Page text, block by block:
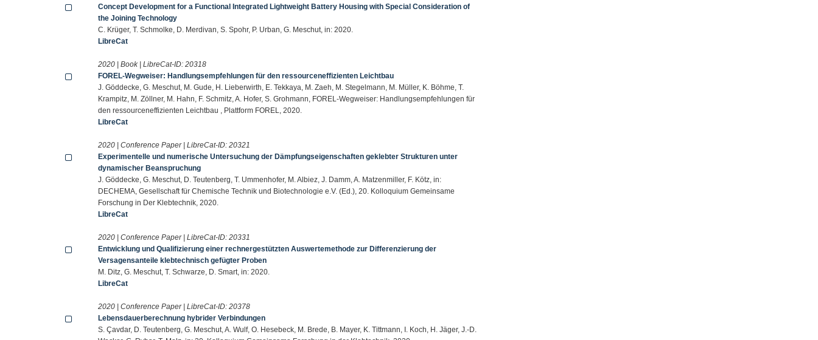
Concept Development for a Functional Integrated Lightweight Battery Housing with Special Consideration of
the Joining Technology
C. Krüger, T. Schmolke, D. Merdivan, S. Spohr, P. Urban, G. Meschut, in: 2020.
LibreCat
2020 | Book | LibreCat-ID:20318
FOREL-Wegweiser: Handlungsempfehlungen für den ressourceneffizienten Leichtbau
J. Göddecke, G. Meschut, M. Gude, H. Lieberwirth, E. Tekkaya, M. Zaeh, M. Stegelmann, M. Müller, K. Böhme, T.
Krampitz, M. Zöllner, M. Hahn, F. Schmitz, A. Hofer, S. Grohmann, FOREL-Wegweiser: Handlungsempfehlungen für
den ressourceneffizienten Leichtbau , Plattform FOREL, 2020.
LibreCat
2020 | Conference Paper | LibreCat-ID:20321
Experimentelle und numerische Untersuchung der Dämpfungseigenschaften geklebter Strukturen unter
dynamischer Beanspruchung
J. Göddecke, G. Meschut, D. Teutenberg, T. Ummenhofer, M. Albiez, J. Damm, A. Matzenmiller, F. Kötz, in:
DECHEMA, Gesellschaft für Chemische Technik und Biotechnologie e.V. (Ed.), 20. Kolloquium Gemeinsame
Forschung in Der Klebtechnik, 2020.
LibreCat
2020 | Conference Paper | LibreCat-ID:20331
Entwicklung und Qualifizierung einer rechnergestützten Auswertemethode zur Differenzierung der
Versagensanteile klebtechnisch gefügter Proben
M. Ditz, G. Meschut, T. Schwarze, D. Smart, in: 2020.
LibreCat
2020 | Conference Paper | LibreCat-ID:20378
Lebensdauerberechnung hybrider Verbindungen
S. Çavdar, D. Teutenberg, G. Meschut, A. Wulf, O. Hesebeck, M. Brede, B. Mayer, K. Tittmann, I. Koch, H. Jäger, J.-D.